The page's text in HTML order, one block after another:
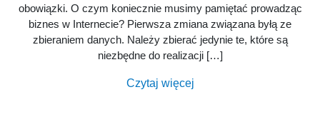
obowiązki. O czym koniecznie musimy pamiętać prowadząc
biznes w Internecie? Pierwsza zmiana związana byłą ze
zbieraniem danych. Należy zbierać jedynie te, które są
niezbędne do realizacji […]
Czytaj więcej